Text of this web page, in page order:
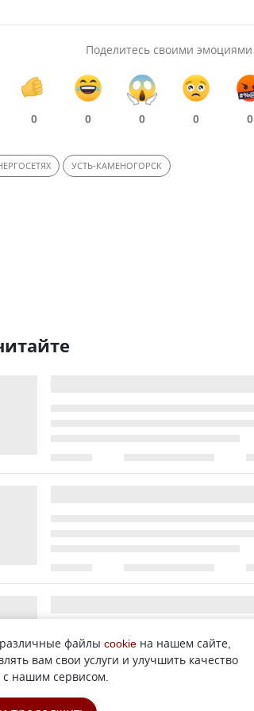
Поделитесь своими эмоциями
0 0 0 0 0
УСТЬ-КАМЕНОГОРСК
файлы cookie на нашем сайте,
вам свои услуги и улучшить качество
с нашим сервисом.